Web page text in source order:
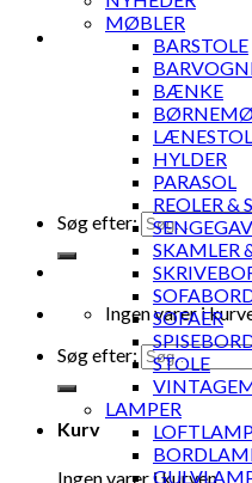
Søg efter:
Ingen varer i
Søg efter:
Kurv
Ingen varer i kurven.
MØBLER
BARSTOLE
BÆNKE
HYLDER
PARASOL
REOLER &
SKAMLER
SOFAER
STOLE
LAMPER